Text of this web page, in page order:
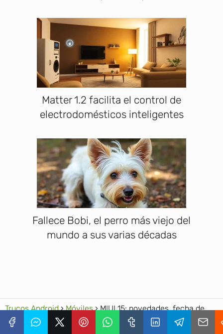
Matter 1.2 facilita el control de
electrodomésticos inteligentes
Fallece Bobi, el perro más viejo del
mundo a sus varias décadas
Trucos Android Móviles
MIUI 15: novedades, fecha de
lanzamiento, móviles compatibles y todo sobre la capa de
Xiaomi